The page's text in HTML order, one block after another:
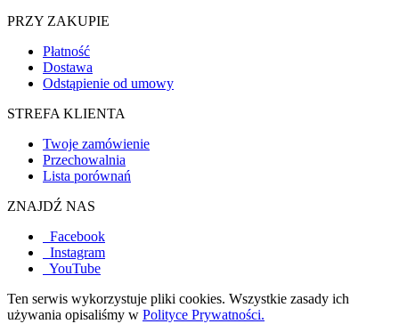
PRZY ZAKUPIE
Płatność
Dostawa
Odstąpienie od umowy
STREFA KLIENTA
Twoje zamówienie
Przechowalnia
Lista porównań
ZNAJDŹ NAS
Facebook
Instagram
YouTube
Ten serwis wykorzystuje pliki cookies. Wszystkie zasady ich
używania opisaliśmy w Polityce Prywatności.